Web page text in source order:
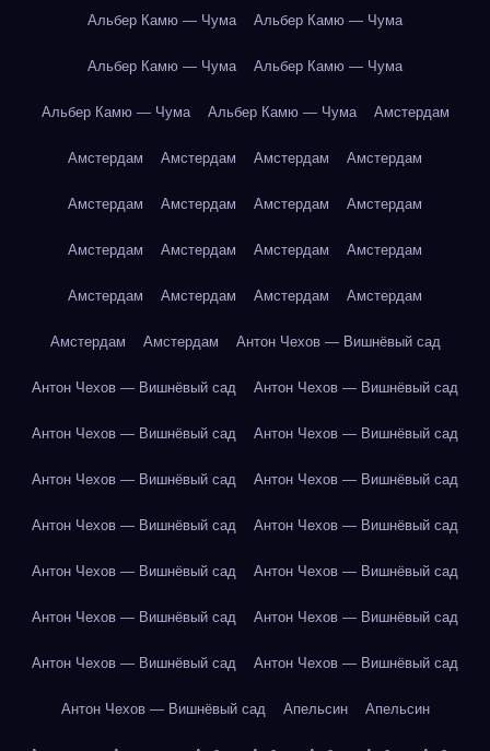
Альбер Камю — Чума Альбер Камю — Чума
Альбер Камю — Чума Альбер Камю — Чума
Альбер Камю — Чума Альбер Камю — Чума Амстердам
Амстердам Амстердам Амстердам Амстердам
Амстердам Амстердам Амстердам Амстердам
Амстердам Амстердам Амстердам Амстердам
Амстердам Амстердам Амстердам Амстердам
Амстердам Амстердам Антон Чехов — Вишнёвый сад
Антон Чехов — Вишнёвый сад Антон Чехов — Вишнёвый сад
Антон Чехов — Вишнёвый сад Антон Чехов — Вишнёвый сад
Антон Чехов — Вишнёвый сад Антон Чехов — Вишнёвый сад
Антон Чехов — Вишнёвый сад Антон Чехов — Вишнёвый сад
Антон Чехов — Вишнёвый сад Антон Чехов — Вишнёвый сад
Антон Чехов — Вишнёвый сад Антон Чехов — Вишнёвый сад
Антон Чехов — Вишнёвый сад Антон Чехов — Вишнёвый сад
Антон Чехов — Вишнёвый сад Апельсин Апельсин